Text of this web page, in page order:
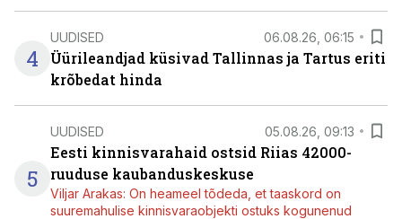
4
UUDISED 06.08.26, 06:15
Üürileandjad küsivad Tallinnas ja Tartus eriti
krõbedat hinda
5
UUDISED 05.08.26, 09:13
Eesti kinnisvarahaid ostsid Riias 42000-
ruuduse kaubanduskeskuse
Viljar Arakas: On heameel tõdeda, et taaskord on
suuremahulise kinnisvaraobjekti ostuks kogunenud